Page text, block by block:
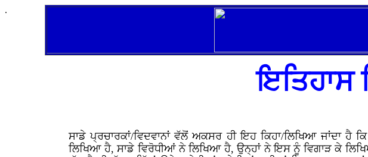
.
ਇਤਿਹਾਸ
ਸਾਡੇ ਪ੍ਰਚਾਰਕਾਂ/ਵਿਦਵਾਨਾਂ ਵੱਲੋਂ ਅਕਸਰ ਹੀ ਇਹ ਕਿਹਾ/ਲਿਖਿਆ ਜਾਂਦਾ
ਲਿਖਿਆ ਹੈ, ਸਾਡੇ ਵਿਰੋਧੀਆਂ ਨੇ ਲਿਖਿਆ ਹੈ, ਉਨ੍ਹਾਂ ਨੇ ਇਸ ਨੂੰ ਵਿਗਾੜ ਕੇ